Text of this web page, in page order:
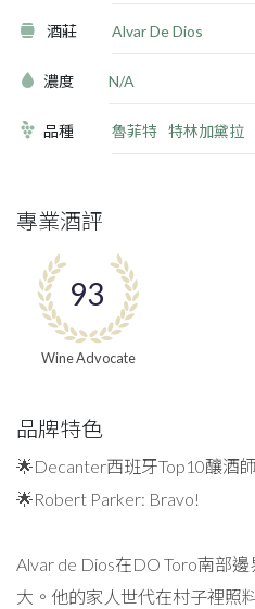
酒莊 Alvar De Dios
濃度 N/A
品種 魯菲特 特林加黛拉
專業酒評
93
Wine Advocate
品牌特色
🌟Decanter西班牙Top10釀酒師
🌟Robert Parker: Bravo!
Alvar de Dios在DO Toro南部
大。他的家人世代在村子裡照